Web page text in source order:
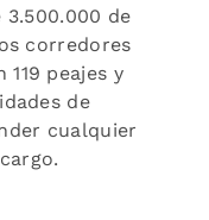
de
corredores
peajes y
de
cualquier